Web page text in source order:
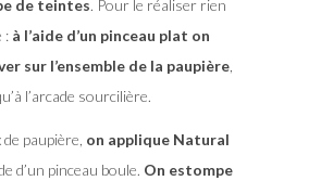
de teintes. Pour le réaliser rien
: à l’aide d’un pinceau plat on
sur l’ensemble de la paupière,
l’arcade sourcilière.
paupière, on applique Natural
d’un pinceau boule. On estompe